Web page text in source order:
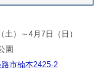
）～4月7日（日）
園
市楠本2425-2